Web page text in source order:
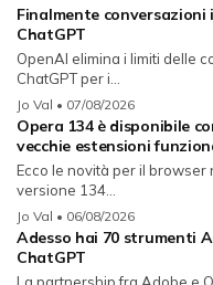
Finalmente
ChatGPT
OpenAI elimina i limiti delle
ChatGPT per i...
Jo Val • 07/08/2026
Opera 134 è disponibile
vecchie estensioni
Ecco le novità per il
versione 134...
Jo Val • 06/08/2026
Adesso hai 70 strumenti
ChatGPT